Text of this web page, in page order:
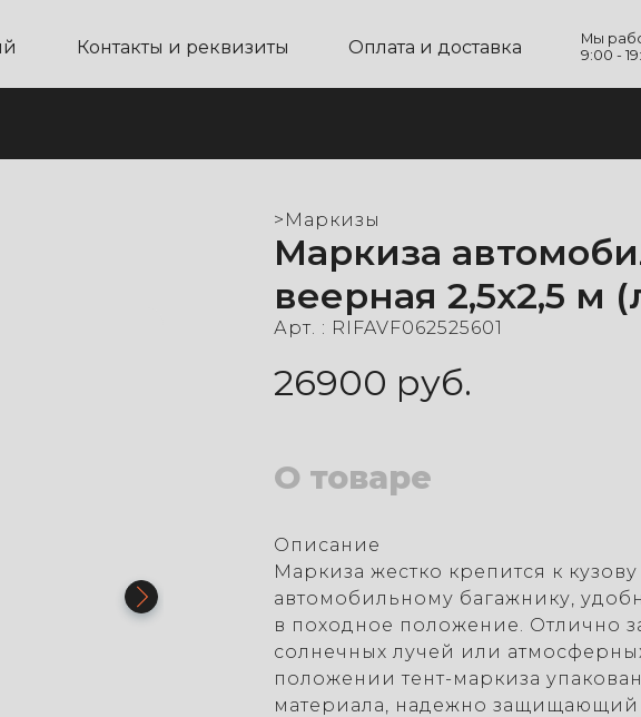
Контакты и реквизиты Оплата и доставка
Мы
9:00 -
> Маркизы
Маркиза
веерная 2,5х2,5 м
Арт. : RIFAVF062525601
26900 руб.
О товаре
Описание
Маркиза жестко крепится к
автомобильному багажнику,
в походное положение. Отлично
солнечных лучей или
положении тент-маркиза
материала, надежно